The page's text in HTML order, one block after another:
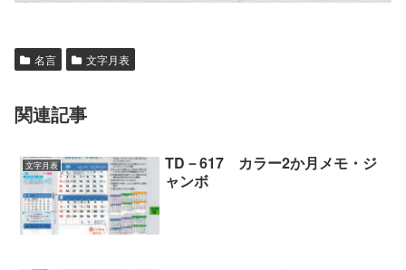
名言 文字月表
関連記事
文字月表
TD－617 カラー2か月メモ・ジ
ャンボ